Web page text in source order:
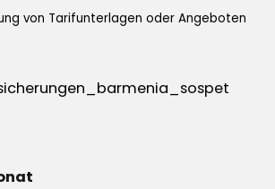
von Tarifunterlagen oder Angeboten